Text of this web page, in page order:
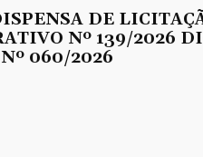
DE
Nº 139/2026
060/2026